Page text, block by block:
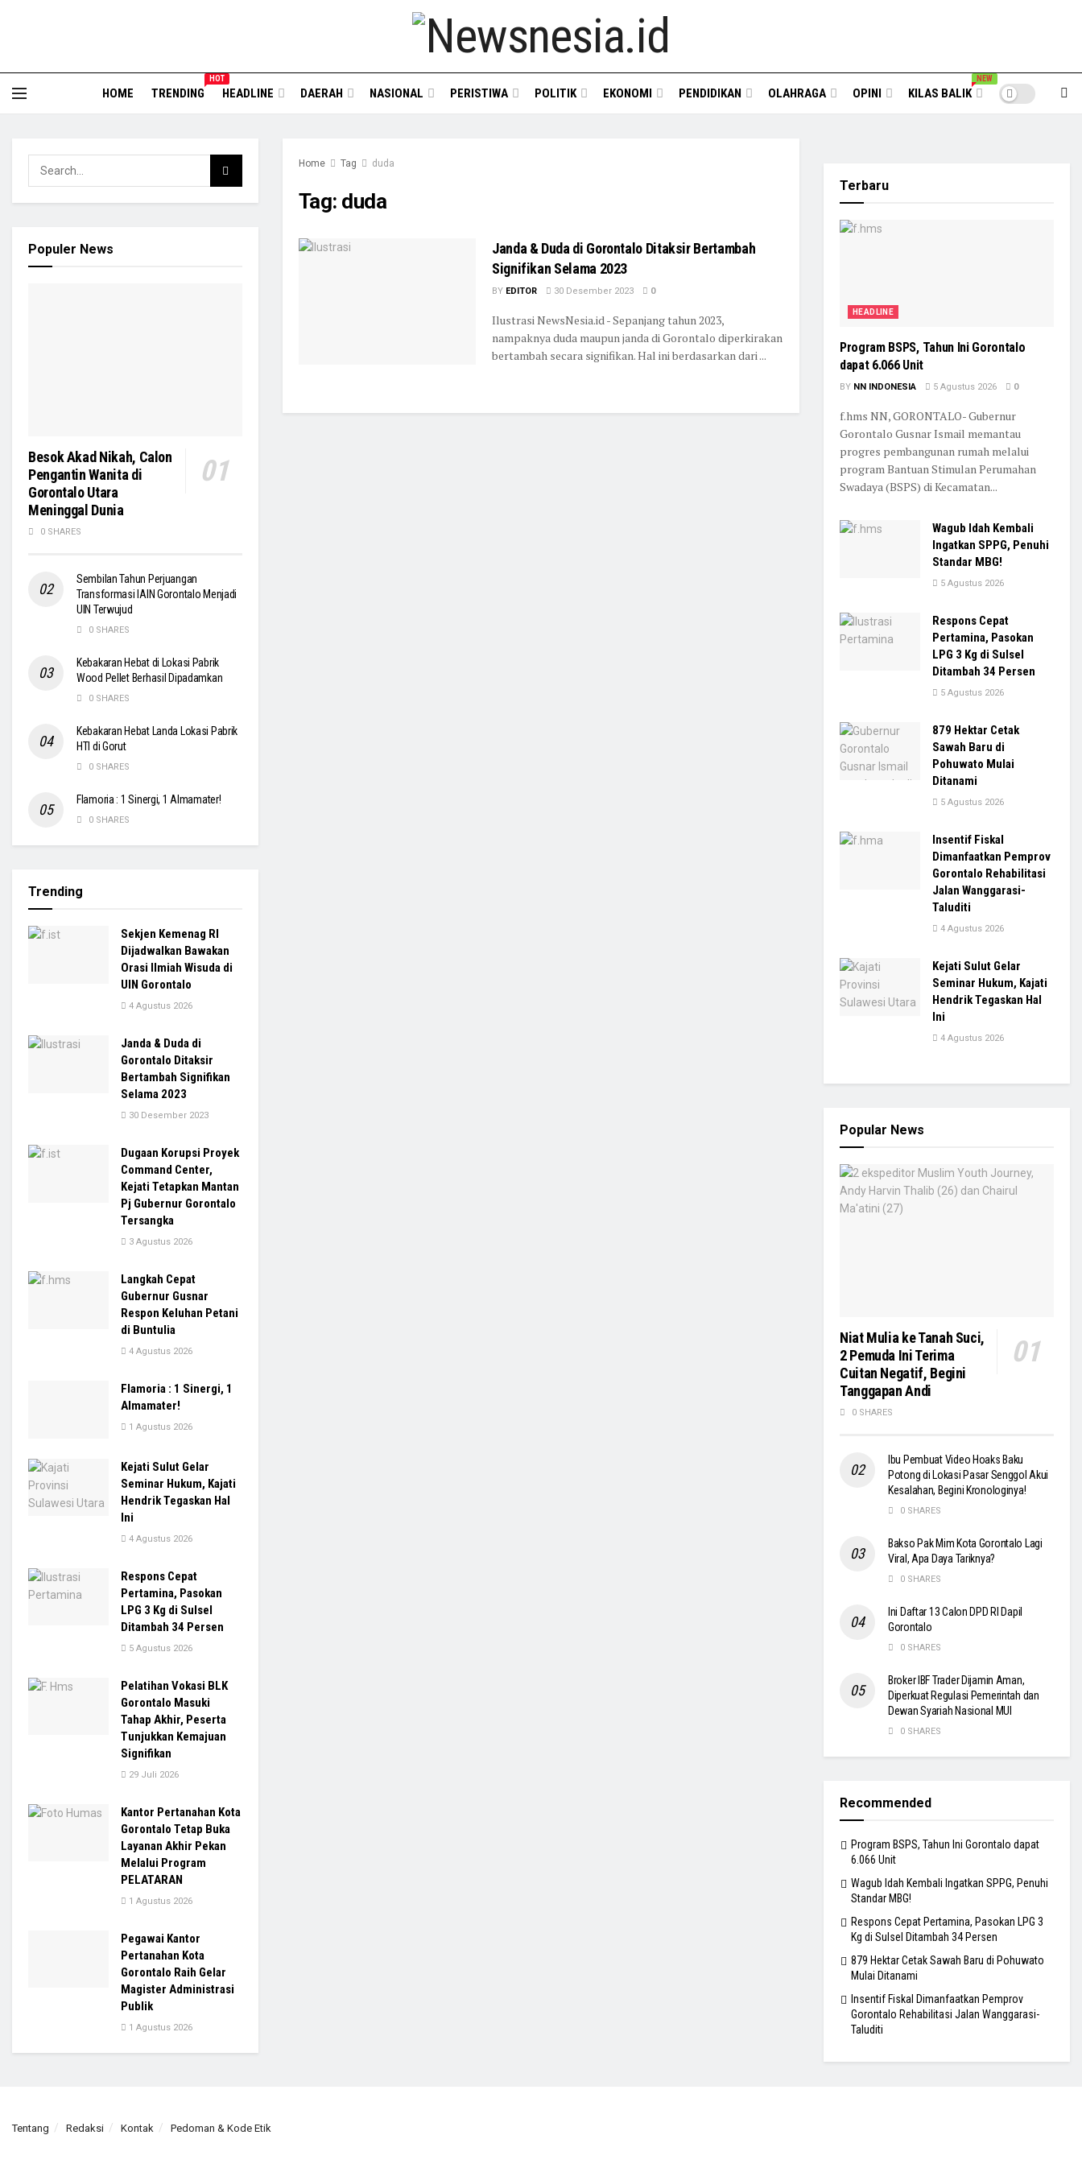
HOME TRENDING
HOT
HEADLINE DAERAH NASIONAL PERISTIWA POLITIK EKONOMI PENDIDIKAN OLAHRAGA OPINI KILAS BALIK
NEW
Home Tag duda
Tag: duda
Janda & Duda di Gorontalo Ditaksir Bertambah
Signifikan Selama 2023
BY EDITOR 30 Desember 2023 0
Ilustrasi NewsNesia.id - Sepanjang tahun 2023,
nampaknya duda maupun janda di Gorontalo diperkirakan
bertambah secara signifikan. Hal ini berdasarkan dari ...
Populer News
Besok Akad Nikah, Calon
Pengantin Wanita di
Gorontalo Utara
Meninggal Dunia
0 SHARES
Sembilan Tahun Perjuangan
Transformasi IAIN Gorontalo Menjadi
UIN Terwujud
0 SHARES
Kebakaran Hebat di Lokasi Pabrik
Wood Pellet Berhasil Dipadamkan
0 SHARES
Kebakaran Hebat Landa Lokasi Pabrik
HTI di Gorut
0 SHARES
Flamoria : 1 Sinergi, 1 Almamater!
0 SHARES
Trending
Sekjen Kemenag RI
Dijadwalkan Bawakan
Orasi Ilmiah Wisuda di
UIN Gorontalo
4 Agustus 2026
Janda & Duda di
Gorontalo Ditaksir
Bertambah Signifikan
Selama 2023
30 Desember 2023
Dugaan Korupsi Proyek
Command Center,
Kejati Tetapkan Mantan
Pj Gubernur Gorontalo
Tersangka
3 Agustus 2026
Langkah Cepat
Gubernur Gusnar
Respon Keluhan Petani
di Buntulia
4 Agustus 2026
Flamoria : 1 Sinergi, 1
Almamater!
1 Agustus 2026
Kejati Sulut Gelar
Seminar Hukum, Kajati
Hendrik Tegaskan Hal
Ini
4 Agustus 2026
Respons Cepat
Pertamina, Pasokan
LPG 3 Kg di Sulsel
Ditambah 34 Persen
5 Agustus 2026
Pelatihan Vokasi BLK
Gorontalo Masuki
Tahap Akhir, Peserta
Tunjukkan Kemajuan
Signifikan
29 Juli 2026
Kantor Pertanahan Kota
Gorontalo Tetap Buka
Layanan Akhir Pekan
Melalui Program
PELATARAN
1 Agustus 2026
Pegawai Kantor
Pertanahan Kota
Gorontalo Raih Gelar
Magister Administrasi
Publik
1 Agustus 2026
Terbaru
HEADLINE
Program BSPS, Tahun Ini Gorontalo
dapat 6.066 Unit
BY NN INDONESIA 5 Agustus 2026 0
f.hms NN, GORONTALO- Gubernur
Gorontalo Gusnar Ismail memantau
progres pembangunan rumah melalui
program Bantuan Stimulan Perumahan
Swadaya (BSPS) di Kecamatan...
Wagub Idah Kembali
Ingatkan SPPG, Penuhi
Standar MBG!
5 Agustus 2026
Respons Cepat
Pertamina, Pasokan
LPG 3 Kg di Sulsel
Ditambah 34 Persen
5 Agustus 2026
879 Hektar Cetak
Sawah Baru di
Pohuwato Mulai
Ditanami
5 Agustus 2026
Insentif Fiskal
Dimanfaatkan Pemprov
Gorontalo Rehabilitasi
Jalan Wanggarasi-
Taluditi
4 Agustus 2026
Kejati Sulut Gelar
Seminar Hukum, Kajati
Hendrik Tegaskan Hal
Ini
4 Agustus 2026
Popular News
Niat Mulia ke Tanah Suci,
2 Pemuda Ini Terima
Cuitan Negatif, Begini
Tanggapan Andi
0 SHARES
Ibu Pembuat Video Hoaks Baku
Potong di Lokasi Pasar Senggol Akui
Kesalahan, Begini Kronologinya!
0 SHARES
Bakso Pak Mim Kota Gorontalo Lagi
Viral, Apa Daya Tariknya?
0 SHARES
Ini Daftar 13 Calon DPD RI Dapil
Gorontalo
0 SHARES
Broker IBF Trader Dijamin Aman,
Diperkuat Regulasi Pemerintah dan
Dewan Syariah Nasional MUI
0 SHARES
Recommended
Program BSPS, Tahun Ini Gorontalo dapat
6.066 Unit
Wagub Idah Kembali Ingatkan SPPG, Penuhi
Standar MBG!
Respons Cepat Pertamina, Pasokan LPG 3
Kg di Sulsel Ditambah 34 Persen
879 Hektar Cetak Sawah Baru di Pohuwato
Mulai Ditanami
Insentif Fiskal Dimanfaatkan Pemprov
Gorontalo Rehabilitasi Jalan Wanggarasi-
Taluditi
Tentang Redaksi Kontak Pedoman & Kode Etik